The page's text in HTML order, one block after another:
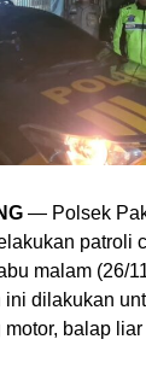
— Polsek
patroli
malam (26/
dilakukan
balap